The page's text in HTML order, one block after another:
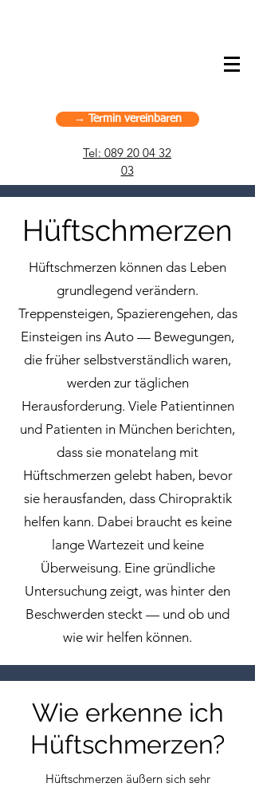
→ Termin vereinbaren
Tel: 089 20 04 32
03
Hüftschmerzen
Hüftschmerzen können das Leben
grundlegend verändern.
Treppensteigen, Spazierengehen, das
Einsteigen ins Auto — Bewegungen,
die früher selbstverständlich waren,
werden zur täglichen
Herausforderung. Viele Patientinnen
und Patienten in München berichten,
dass sie monatelang mit
Hüftschmerzen gelebt haben, bevor
sie herausfanden, dass Chiropraktik
helfen kann. Dabei braucht es keine
lange Wartezeit und keine
Überweisung. Eine gründliche
Untersuchung zeigt, was hinter den
Beschwerden steckt — und ob und
wie wir helfen können.
Wie erkenne ich
Hüftschmerzen?
Hüftschmerzen äußern sich sehr